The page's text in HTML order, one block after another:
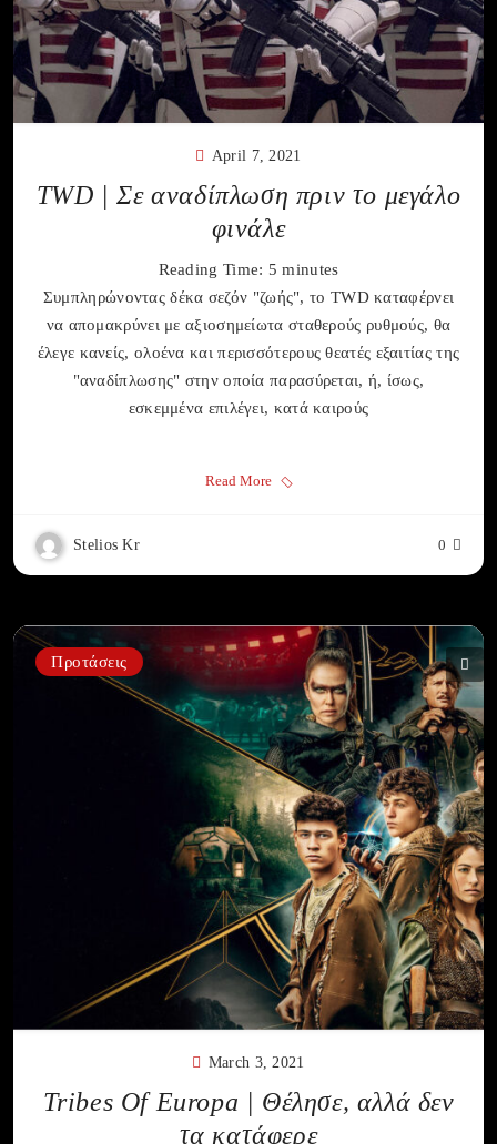
April 7, 2021
TWD | Σε αναδίπλωση πριν το μεγάλο
φινάλε
Reading Time: 5 minutes
Συμπληρώνοντας δέκα σεζόν "ζωής", το TWD καταφέρνει
να απομακρύνει με αξιοσημείωτα σταθερούς ρυθμούς, θα
έλεγε κανείς, ολοένα και περισσότερους θεατές εξαιτίας της
"αναδίπλωσης" στην οποία παρασύρεται, ή, ίσως,
εσκεμμένα επιλέγει, κατά καιρούς
Read More
Stelios Kr 0
Προτάσεις
March 3, 2021
Tribes Of Europa | Θέλησε, αλλά δεν
τα κατάφερε